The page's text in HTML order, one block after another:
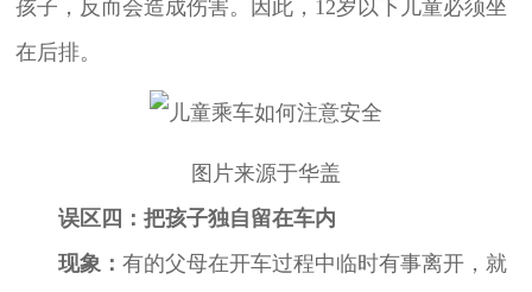
孩子，反而会造成伤害。因此，12岁以下儿童必须坐
在后排。
图片来源于华盖
误区四：把孩子独自留在车内
现象： 有的父母在开车过程中临时有事离开，就